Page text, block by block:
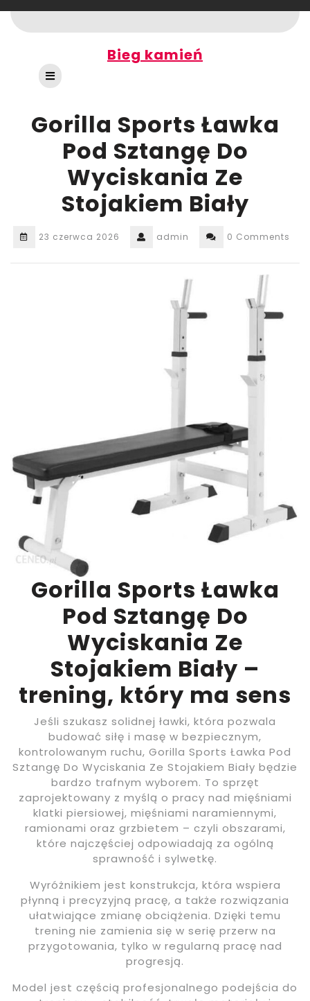
to
content
Bieg kamień
Open
Button
Gorilla Sports Ławka
Pod Sztangę Do
Wyciskania Ze
Stojakiem Biały
23 czerwca 2026 admin 0 Comments
Gorilla Sports Ławka
Pod Sztangę Do
Wyciskania Ze
Stojakiem Biały –
trening, który ma sens
Jeśli szukasz solidnej ławki, która pozwala
budować siłę i masę w bezpiecznym,
kontrolowanym ruchu, Gorilla Sports Ławka Pod
Sztangę Do Wyciskania Ze Stojakiem Biały będzie
bardzo trafnym wyborem. To sprzęt
zaprojektowany z myślą o pracy nad mięśniami
klatki piersiowej, mięśniami naramiennymi,
ramionami oraz grzbietem – czyli obszarami,
które najczęściej odpowiadają za ogólną
sprawność i sylwetkę.
Wyróżnikiem jest konstrukcja, która wspiera
płynną i precyzyjną pracę, a także rozwiązania
ułatwiające zmianę obciążenia. Dzięki temu
trening nie zamienia się w serię przerw na
przygotowania, tylko w regularną pracę nad
progresją.
Model jest częścią profesjonalnego podejścia do